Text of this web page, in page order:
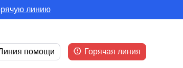
линию
помощи Горячая линия